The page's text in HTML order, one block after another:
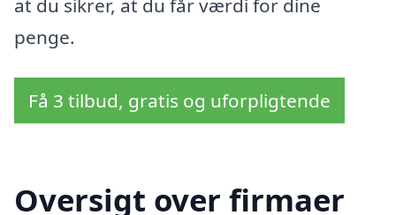
at du sikrer, at du får værdi for dine
penge.
Få 3 tilbud, gratis og uforpligtende
Oversigt over firmaer